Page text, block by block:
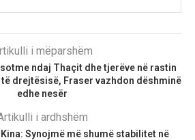
i mëparshëm
ndaj Thaçit dhe tjerëve në rastin
drejtësisë, Fraser vazhdon dëshminë
edhe nesër
i ardhshëm
Synojmë më shumë stabilitet në